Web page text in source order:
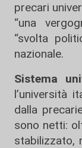
precari
“una
“svolta
nazionale.
Sistema
l’università
dalla
sono netti:
stabilizzato,